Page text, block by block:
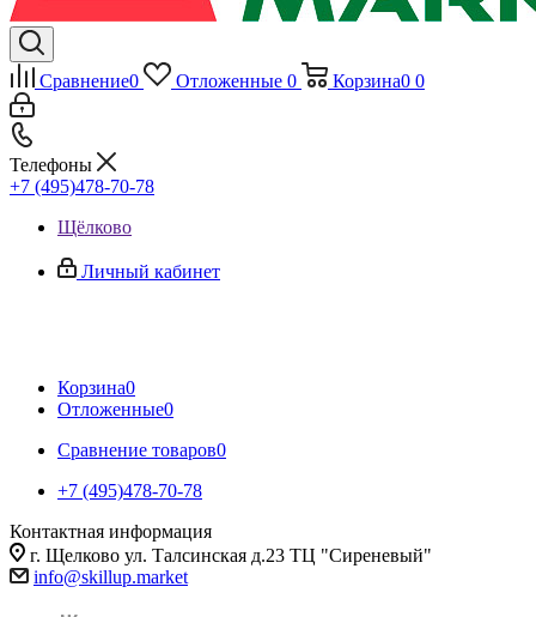
Сравнение0 Отложенные 0 Корзина0 0
Телефоны
+7 (495)478-70-78
Щёлково
Личный кабинет
Корзина0
Отложенные0
Сравнение товаров0
+7 (495)478-70-78
Контактная информация
г. Щелково ул. Талсинская д.23 ТЦ "Сиреневый"
info@skillup.market